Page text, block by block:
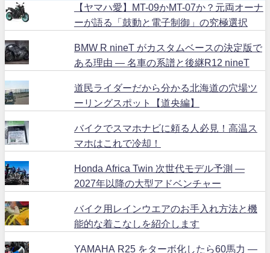
【ヤマハ愛】MT-09かMT-07か？元両オーナ
ーが語る「鼓動と電子制御」の究極選択
BMW R nineT がカスタムベースの決定版で
ある理由 ― 名車の系譜と後継R12 nineT
道民ライダーだから分かる北海道の穴場ツ
ーリングスポット【道央編】
バイクでスマホナビに頼る人必見！高温ス
マホはこれで冷却！
Honda Africa Twin 次世代モデル予測 ―
2027年以降の大型アドベンチャー
バイク用レインウエアのお手入れ方法と機
能的な着こなしを紹介します
YAMAHA R25 をターボ化したら60馬力 ―